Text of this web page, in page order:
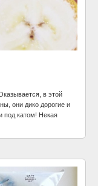
в этой
они дико дорогие и
под катом! Некая